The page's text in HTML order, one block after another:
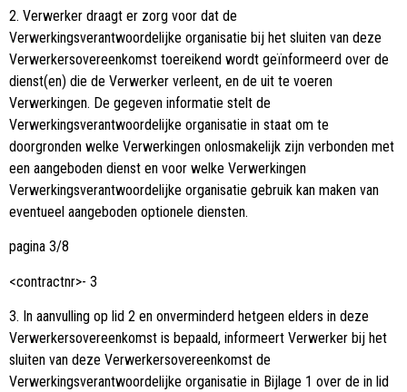
2. Verwerker draagt er zorg voor dat de
Verwerkingsverantwoordelijke organisatie bij het sluiten van deze
Verwerkersovereenkomst toereikend wordt geïnformeerd over de
dienst(en) die de Verwerker verleent, en de uit te voeren
Verwerkingen. De gegeven informatie stelt de
Verwerkingsverantwoordelijke organisatie in staat om te
doorgronden welke Verwerkingen onlosmakelijk zijn verbonden met
een aangeboden dienst en voor welke Verwerkingen
Verwerkingsverantwoordelijke organisatie gebruik kan maken van
eventueel aangeboden optionele diensten.
pagina 3/8
<contractnr>- 3
3. In aanvulling op lid 2 en onverminderd hetgeen elders in deze
Verwerkersovereenkomst is bepaald, informeert Verwerker bij het
sluiten van deze Verwerkersovereenkomst de
Verwerkingsverantwoordelijke organisatie in Bijlage 1 over de in lid